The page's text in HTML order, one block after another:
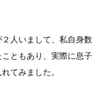
人いまして、私自身数
ともあり、実際に息子
てみました。